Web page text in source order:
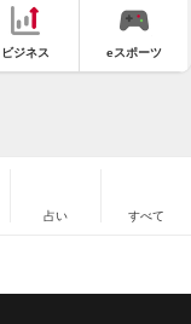
ビジネス eスポーツ
占い すべて